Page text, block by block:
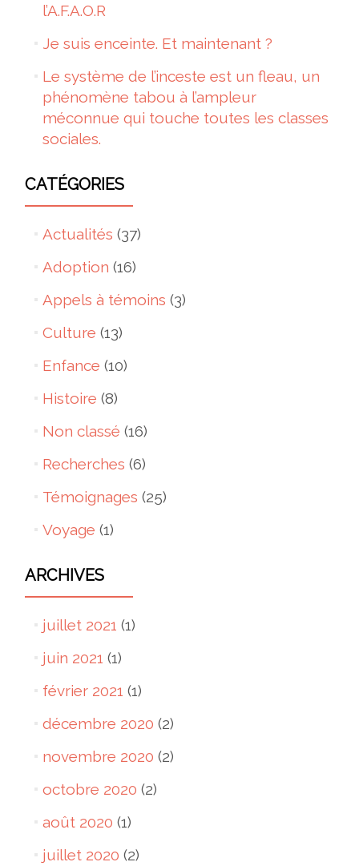
l’A.F.A.O.R
Je suis enceinte. Et maintenant ?
Le système de l’inceste est un fleau, un
phénomène tabou à l’ampleur
méconnue qui touche toutes les classes
sociales.
CATÉGORIES
Actualités (37)
Adoption (16)
Appels à témoins (3)
Culture (13)
Enfance (10)
Histoire (8)
Non classé (16)
Recherches (6)
Témoignages (25)
Voyage (1)
ARCHIVES
juillet 2021 (1)
juin 2021 (1)
février 2021 (1)
décembre 2020 (2)
novembre 2020 (2)
octobre 2020 (2)
août 2020 (1)
juillet 2020 (2)